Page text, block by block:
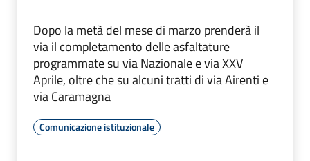
Dopo la metà del mese di marzo prenderà il
via il completamento delle asfaltature
programmate su via Nazionale e via XXV
Aprile, oltre che su alcuni tratti di via Airenti e
via Caramagna
Comunicazione istituzionale